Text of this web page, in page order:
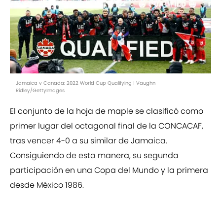
Jamaica v Canada: 2022 World Cup Qualifying | Vaughn
Ridley/GettyImages
El conjunto de la hoja de maple se clasificó como
primer lugar del octagonal final de la CONCACAF,
tras vencer 4-0 a su similar de Jamaica.
Consiguiendo de esta manera, su segunda
participación en una Copa del Mundo y la primera
desde México 1986.